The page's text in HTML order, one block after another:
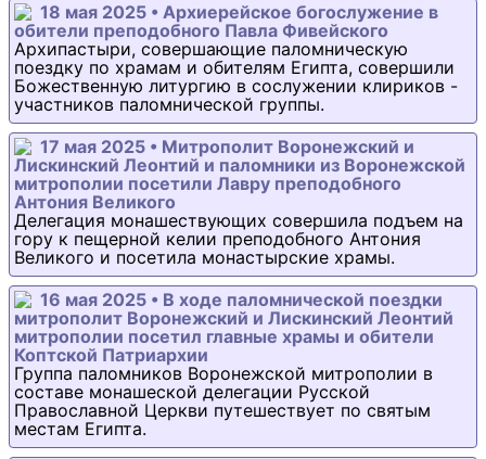
18 мая 2025 • Архиерейское богослужение в
обители преподобного Павла Фивейского
Архипастыри, совершающие паломническую
поездку по храмам и обителям Египта, совершили
Божественную литургию в сослужении клириков -
участников паломнической группы.
17 мая 2025 • Митрополит Воронежский и
Лискинский Леонтий и паломники из Воронежской
митрополии посетили Лавру преподобного
Антония Великого
Делегация монашествующих совершила подъем на
гору к пещерной келии преподобного Антония
Великого и посетила монастырские храмы.
16 мая 2025 • В ходе паломнической поездки
митрополит Воронежский и Лискинский Леонтий
митрополии посетил главные храмы и обители
Коптской Патриархии
Группа паломников Воронежской митрополии в
составе монашеской делегации Русской
Православной Церкви путешествует по святым
местам Египта.